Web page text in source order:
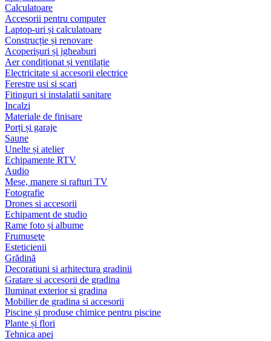
Calculatoare
Accesorii pentru computer
Laptop-uri și calculatoare
Construcție și renovare
Acoperișuri și jgheaburi
Aer condiționat și ventilație
Electricitate si accesorii electrice
Ferestre usi si scari
Fitinguri si instalatii sanitare
Incalzi
Materiale de finisare
Porți și garaje
Saune
Unelte și atelier
Echipamente RTV
Audio
Mese, manere si rafturi TV
Fotografie
Drones si accesorii
Echipament de studio
Rame foto și albume
Frumuseţe
Esteticienii
Grădină
Decoratiuni si arhitectura gradinii
Gratare si accesorii de gradina
Iluminat exterior si gradina
Mobilier de gradina si accesorii
Piscine și produse chimice pentru piscine
Plante și flori
Tehnica apei